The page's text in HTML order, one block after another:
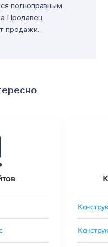
полноправным
Продавец
продажи.